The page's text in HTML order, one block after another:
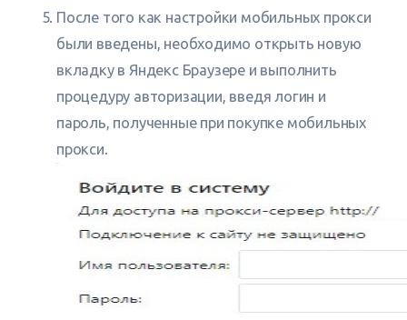
После того как настройки мобильных прокси
были введены, необходимо открыть новую
вкладку в Яндекс Браузере и выполнить
процедуру авторизации, введя логин и
пароль, полученные при покупке мобильных
прокси.